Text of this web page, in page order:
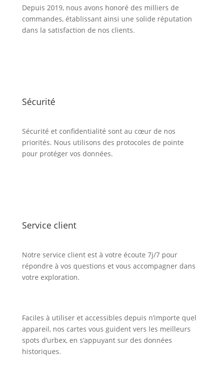
Depuis 2019, nous avons honoré des milliers de
commandes, établissant ainsi une solide réputation
dans la satisfaction de nos clients.
Sécurité
Sécurité et confidentialité sont au cœur de nos
priorités. Nous utilisons des protocoles de pointe
pour protéger vos données.
Service client
Notre service client est à votre écoute 7j/7 pour
répondre à vos questions et vous accompagner dans
votre exploration.
Faciles à utiliser et accessibles depuis n’importe quel
appareil, nos cartes vous guident vers les meilleurs
spots d’urbex, en s’appuyant sur des données
historiques.